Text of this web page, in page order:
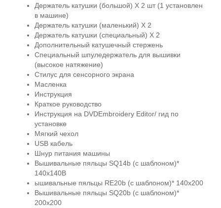
Держатель катушки (большой) Х 2 шт (1 установлен
в машине)
Держатель катушки (маленький) Х 2
Держатель катушки (специальный) Х 2
Дополнительный катушечный стержень
Специальный шпуледержатель для вышивки
(высокое натяжение)
Стилус для сенсорного экрана
Масленка
Инструкция
Краткое руководство
Инструкция на DVDEmbroidery Editor/ гид по
установке
Мягкий чехол
USB кабель
Шнур питания машины
Вышивальные пяльцы SQ14b (с шаблоном)*
140х140В
ышивальные пяльцы RE20b (с шаблоном)* 140х200
Вышивальные пяльцы SQ20b (с шаблоном)*
200х200